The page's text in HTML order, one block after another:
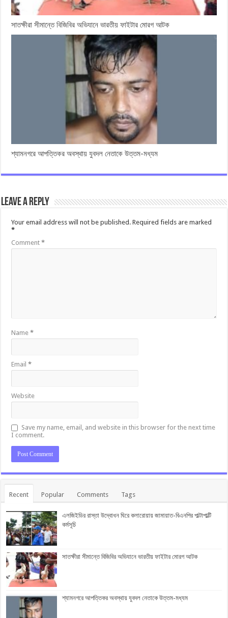
সাতক্ষীরা সীমান্তে বিজিবির অভিযানে ভারতীয় ফাইটার মোরগ আটক
শ্যামনগরে আপত্তিকর অবস্থায় যুবদল নেতাকে উত্তম-মধ্যম
Leave a Reply
Your email address will not be published. Required fields are marked
*
Comment*
Name*
Email*
Website
Save my name, email, and website in this browser for the next time
I comment.
Recent Popular Comments Tags
এলজিইডির রাস্তা উদ্বোধন ঘিরে কলারোয়ায় জামায়াত-বিএনপির পাল্টাপাল্টি
কর্মসূচি
সাতক্ষীরা সীমান্তে বিজিবির অভিযানে ভারতীয় ফাইটার মোরগ আটক
শ্যামনগরে আপত্তিকর অবস্থায় যুবদল নেতাকে উত্তম-মধ্যম